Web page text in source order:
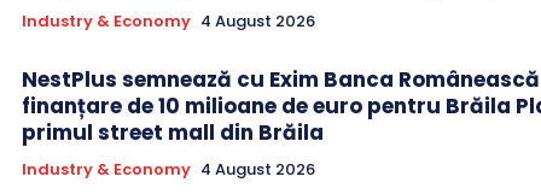
Industry & Economy 4 August 2026
NestPlus semnează cu Exim Banca
finanțare de 10 milioane de euro pentru Brăila
primul street mall din Brăila
Industry & Economy 4 August 2026